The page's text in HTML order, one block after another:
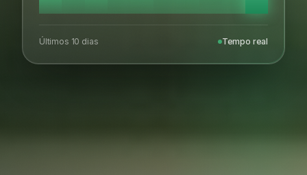
Últimos 10 dias Tempo real